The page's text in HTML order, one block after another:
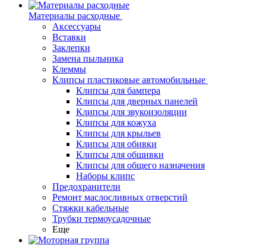
Материалы расходные
Аксессуары
Вставки
Заклепки
Замена пыльника
Клеммы
Клипсы пластиковые автомобильные
Клипсы для бампера
Клипсы для дверных панелей
Клипсы для звукоизоляции
Клипсы для кожуха
Клипсы для крыльев
Клипсы для обивки
Клипсы для обшивки
Клипсы для общего назначения
Наборы клипс
Предохранители
Ремонт маслосливных отверстий
Стяжки кабельные
Трубки термоусадочные
Еще